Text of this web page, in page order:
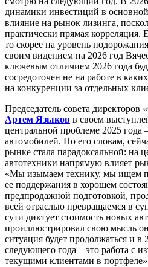
динамики инвестиций в
влияние на рынок лизинга,
практически прямая корреляция.
то скорее на уровень
своим видением на 2026 год
ключевым отличием 2026 года
сосредоточен не на работе в
на конкуренции за отдельных
Председатель совета директоров
Артем Языков в своем
центральной проблеме 2025 года
автомобилей. По его словам,
рынке стала парадоксальной: на
автотехники напрямую влияет
«Мы изымаем технику, мы ищем
ее поддержания в хорошем
предпродажной подготовкой,
всей отраслью превращаемся в
сути диктует стоимость новых
проиллюстрировал свою мысль
ситуация будет продолжаться и
следующего года – это работа с
текущими клиентами в